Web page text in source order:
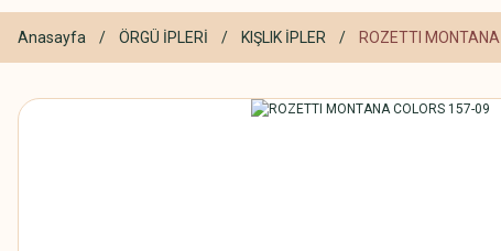
Anasayfa ÖRGÜ İPLERİ KIŞLIK İPLER ROZETTI